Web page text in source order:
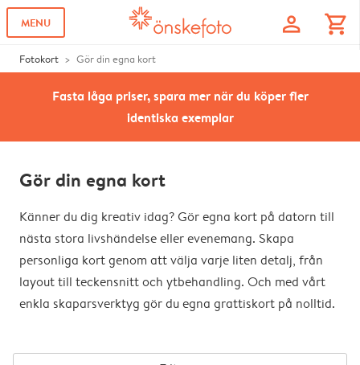
MENU profile shopping_cart
Fotokort Gör din egna kort
Fasta låga priser, spara mer när du köper fler
identiska exemplar
Gör din egna kort
Känner du dig kreativ idag? Gör egna kort på datorn till
nästa stora livshändelse eller evenemang. Skapa
personliga kort genom att välja varje liten detalj, från
layout till teckensnitt och ytbehandling. Och med vårt
enkla skaparsverktyg gör du egna grattiskort på nolltid.